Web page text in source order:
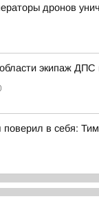
дронов
экипаж ДПС
поверил в себя: